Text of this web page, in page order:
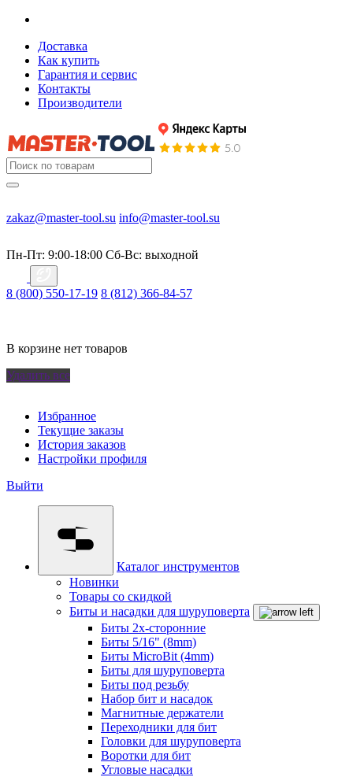
Доставка
Как купить
Гарантия и сервис
Контакты
Производители
zakaz@master-tool.su info@master-tool.su
Пн-Пт: 9:00-18:00 Cб-Вс: выходной
8 (800) 550-17-19 8 (812) 366-84-57
В корзине нет товаров
Удалить все
Избранное
Текущие заказы
История заказов
Настройки профиля
Выйти
Каталог инструментов
Новинки
Товары со скидкой
Биты и насадки для шуруповерта
Биты 2х-сторонние
Биты 5/16" (8mm)
Биты MicroBit (4mm)
Биты для шуруповерта
Биты под резьбу
Набор бит и насадок
Магнитные держатели
Переходники для бит
Головки для шуруповерта
Воротки для бит
Угловые насадки